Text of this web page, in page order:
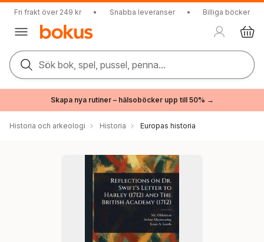
Fri frakt över 249 kr • Snabba leveranser • Billiga böcker
Sök bok, spel, pussel, penna...
Skapa nya rutiner – hälsoböcker upp till 50% →
Historia och arkeologi Historia Europas historia